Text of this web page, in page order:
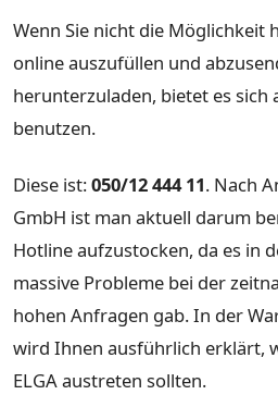
Wenn Sie nicht die Möglichkeit
online auszufüllen und
herunterzuladen, bietet es sich
benutzen.
Diese ist:050/12 444 11. Nach
GmbH ist man aktuell darum
Hotline aufzustocken, da es in
massive Probleme bei der
hohen Anfragen gab. In der
wird Ihnen ausführlich erklärt,
ELGA austreten sollten.